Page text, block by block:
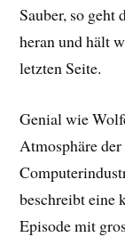
Sauber, so geht
heran und hält
letzten Seite.
Genial wie
Atmosphäre
beschreibt eine
Episode mit